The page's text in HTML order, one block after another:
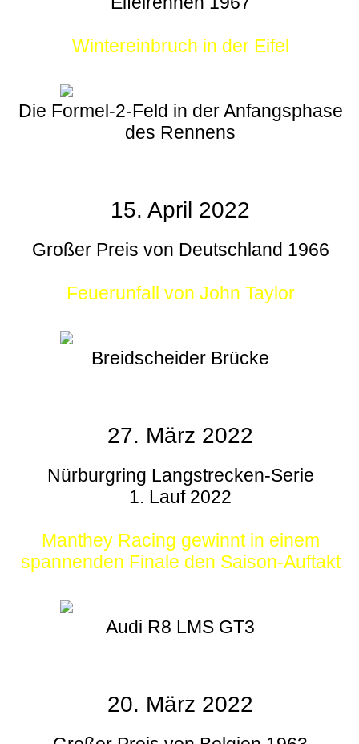
Wintereinbruch in der Eifel
Die Formel-2-Feld in der Anfangsphase
des Rennens
15. April 2022
Großer Preis von Deutschland 1966
Feuerunfall von John Taylor
Breidscheider Brücke
27. März 2022
Nürburgring Langstrecken-Serie
1. Lauf 2022
Manthey Racing gewinnt in einem
spannenden Finale den Saison-Auftakt
Audi R8 LMS GT3
20. März 2022